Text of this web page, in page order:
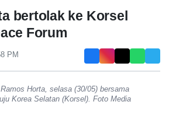
bertolak ke Korsel
Forum
PM
Horta, selasa (30/05) bersama
Korea Selatan (Korsel). Foto Media